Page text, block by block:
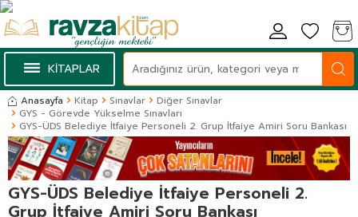
KİTAPLAR
Anasayfa Kitap Sınavlar
Diğer Sınavlar
GYS - Görevde Yükselme Sınavları
GYS-ÜDS Belediye İtfaiye Personeli 2. Grup İtfaiye Amiri Soru Bankası
GYS-ÜDS Belediye İtfaiye Personeli 2.
Grup İtfaiye Amiri Soru Bankası